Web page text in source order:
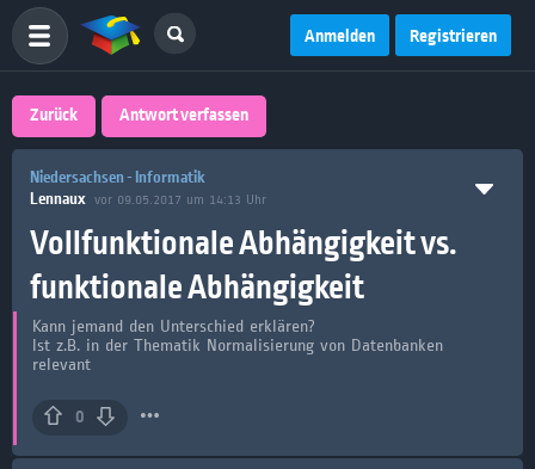
Anmelden Registrieren
Zurück Antwort verfassen
Niedersachsen - Informatik
Lennaux vor 09.05.2017 um 14:13 Uhr
Vollfunktionale Abhängigkeit vs.
funktionale Abhängigkeit
Kann jemand den Unterschied erklären?
Ist z.B. in der Thematik Normalisierung von Datenbanken
relevant
0